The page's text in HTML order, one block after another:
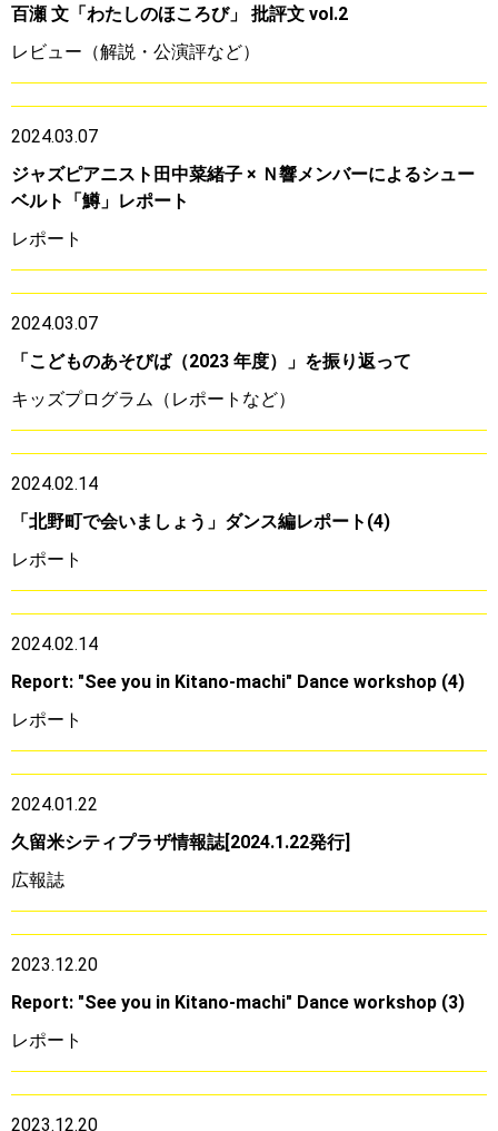
百瀬 文「わたしのほころび」 批評文 vol.2
レビュー（解説・公演評など）
2024.03.07
ジャズピアニスト田中菜緒子 × Ｎ響メンバーによるシュー
ベルト「鱒」レポート
レポート
2024.03.07
「こどものあそびば（2023 年度）」を振り返って
キッズプログラム（レポートなど）
2024.02.14
「北野町で会いましょう」ダンス編レポート(4)
レポート
2024.02.14
Report: "See you in Kitano-machi" Dance workshop (4)
レポート
2024.01.22
久留米シティプラザ情報誌[2024.1.22発行]
広報誌
2023.12.20
Report: "See you in Kitano-machi" Dance workshop (3)
レポート
2023.12.20